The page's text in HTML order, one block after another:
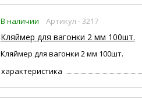
В наличии Артикул - 3217
Кляймер для вагонки 2 мм 100шт.
Кляймер для вагонки 2 мм 100шт.
характеристика